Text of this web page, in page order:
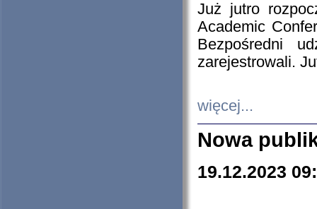
Już jutro
Academic
Bezpośredni
zarejestrowali.
więcej...
Nowa
19.12.2023